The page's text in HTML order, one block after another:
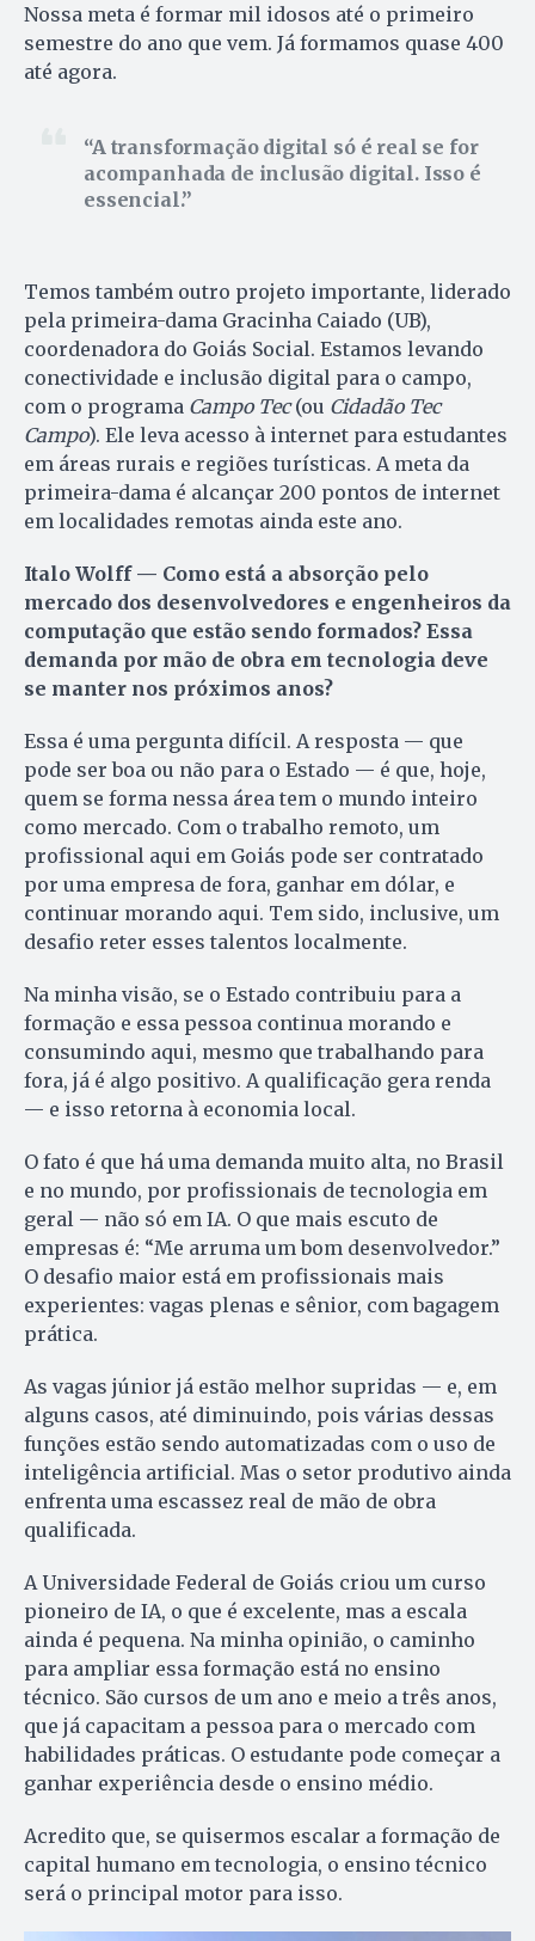
Nossa meta é formar mil idosos até o primeiro
semestre do ano que vem. Já formamos quase 400
até agora.
A transformação digital só é real se for
acompanhada de inclusão digital. Isso é
essencial.
Temos também outro projeto importante, liderado
pela primeira-dama Gracinha Caiado (UB),
coordenadora do Goiás Social. Estamos levando
conectividade e inclusão digital para o campo,
com o programa Campo Tec(ou Cidadão Tec
Campo). Ele leva acesso à internet para estudantes
em áreas rurais e regiões turísticas. A meta da
primeira-dama é alcançar 200 pontos de internet
em localidades remotas ainda este ano.
Italo Wolff — Como está a absorção pelo
mercado dos desenvolvedores e engenheiros da
computação que estão sendo formados? Essa
demanda por mão de obra em tecnologia deve
se manter nos próximos anos?
Essa é uma pergunta difícil. A resposta — que
pode ser boa ou não para o Estado — é que, hoje,
quem se forma nessa área tem o mundo inteiro
como mercado. Com o trabalho remoto, um
profissional aqui em Goiás pode ser contratado
por uma empresa de fora, ganhar em dólar, e
continuar morando aqui. Tem sido, inclusive, um
desafio reter esses talentos localmente.
Na minha visão, se o Estado contribuiu para a
formação e essa pessoa continua morando e
consumindo aqui, mesmo que trabalhando para
fora, já é algo positivo. A qualificação gera renda
— e isso retorna à economia local.
O fato é que há uma demanda muito alta, no Brasil
e no mundo, por profissionais de tecnologia em
geral — não só em IA. O que mais escuto de
empresas é: “Me arruma um bom desenvolvedor.”
O desafio maior está em profissionais mais
experientes: vagas plenas e sênior, com bagagem
prática.
As vagas júnior já estão melhor supridas — e, em
alguns casos, até diminuindo, pois várias dessas
funções estão sendo automatizadas com o uso de
inteligência artificial. Mas o setor produtivo ainda
enfrenta uma escassez real de mão de obra
qualificada.
A Universidade Federal de Goiás criou um curso
pioneiro de IA, o que é excelente, mas a escala
ainda é pequena. Na minha opinião, o caminho
para ampliar essa formação está no ensino
técnico. São cursos de um ano e meio a três anos,
que já capacitam a pessoa para o mercado com
habilidades práticas. O estudante pode começar a
ganhar experiência desde o ensino médio.
Acredito que, se quisermos escalar a formação de
capital humano em tecnologia, o ensino técnico
será o principal motor para isso.